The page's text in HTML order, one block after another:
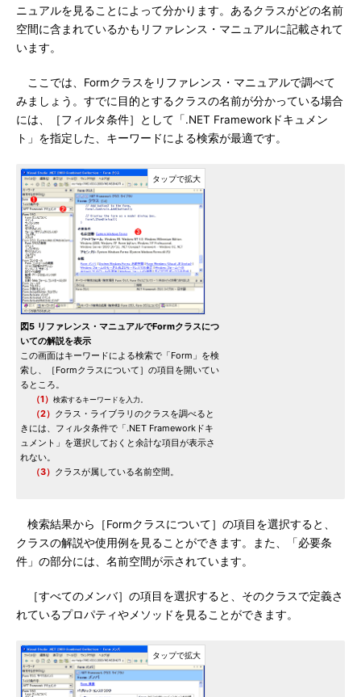
ニュアルを見ることによって分かります。あるクラスがどの名前
空間に含まれているかもリファレンス・マニュアルに記載されて
います。
ここでは、Formクラスをリファレンス・マニュアルで調べて
みましょう。すでに目的とするクラスの名前が分かっている場合
には、［フィルタ条件］として「.NET Frameworkドキュメン
ト」を指定した、キーワードによる検索が最適です。
図5 リファレンス・マニュアルでFormクラスにつ
いての解説を表示
この画面はキーワードによる検索で「Form」を検
索し、［Formクラスについて］の項目を開いてい
るところ。
（1） 検索するキーワードを入力。
（2） クラス・ライブラリのクラスを調べると
きには、フィルタ条件で「.NET Frameworkドキ
ュメント」を選択しておくと余計な項目が表示さ
れない。
（3） クラスが属している名前空間。
検索結果から［Formクラスについて］の項目を選択すると、
クラスの解説や使用例を見ることができます。また、「必要条
件」の部分には、名前空間が示されています。
［すべてのメンバ］の項目を選択すると、そのクラスで定義さ
れているプロパティやメソッドを見ることができます。